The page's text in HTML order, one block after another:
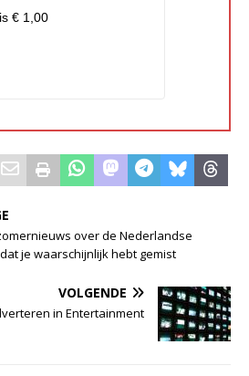
€ 1,00
over de Nederlandse
je waarschijnlijk hebt gemist
VOLGENDE
in Entertainment